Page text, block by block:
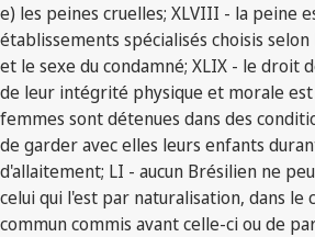
e) les peines cruelles; XLVIII - la peine
établissements spécialisés choisis
et le sexe du condamné; XLIX - le droit
de leur intégrité physique et morale est
femmes sont détenues dans des
de garder avec elles leurs enfants
d'allaitement; LI - aucun Brésilien ne
celui qui l'est par naturalisation, dans le
commun commis avant celle-ci ou de